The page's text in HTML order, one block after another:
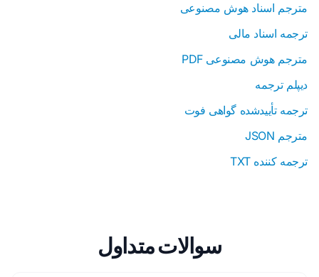
مترجم اسناد هوش مصنوعی
ترجمه اسناد مالی
مترجم هوش مصنوعی PDF
دیپلم ترجمه
ترجمه تأییدشده گواهی فوت
مترجم JSON
ترجمه کننده TXT
سوالات متداول